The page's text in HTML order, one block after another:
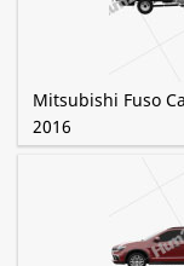
Mitsubishi Fuso
2016